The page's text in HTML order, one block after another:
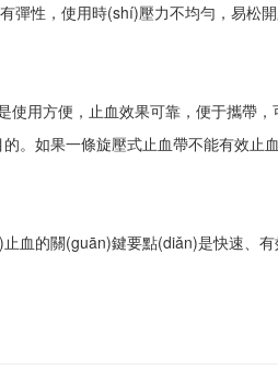
，使用時(shí)壓力不均勻，易
方便，止血效果可靠，便于攜帶
的。如果一條旋壓式止血帶不能有效止
的關(guān)鍵要點(diǎn)是快速、